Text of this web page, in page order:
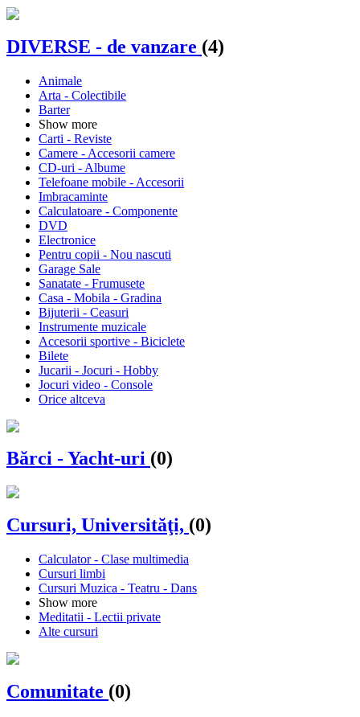
DIVERSE - de vanzare (4)
Animale
Arta - Colectibile
Barter
Show more
Carti - Reviste
Camere - Accesorii camere
CD-uri - Albume
Telefoane mobile - Accesorii
Imbracaminte
Calculatoare - Componente
DVD
Electronice
Pentru copii - Nou nascuti
Garage Sale
Sanatate - Frumusete
Casa - Mobila - Gradina
Bijuterii - Ceasuri
Instrumente muzicale
Accesorii sportive - Biciclete
Bilete
Jucarii - Jocuri - Hobby
Jocuri video - Console
Orice altceva
Bărci - Yacht-uri (0)
Cursuri, Universităţi, (0)
Calculator - Clase multimedia
Cursuri limbi
Cursuri Muzica - Teatru - Dans
Show more
Meditatii - Lectii private
Alte cursuri
Comunitate (0)